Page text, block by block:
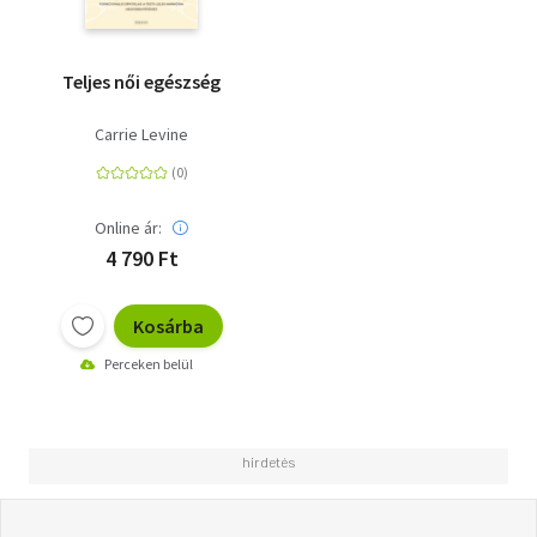
Teljes női egészség
Carrie Levine
Online ár:
4 790 Ft
Kosárba
Perceken belül